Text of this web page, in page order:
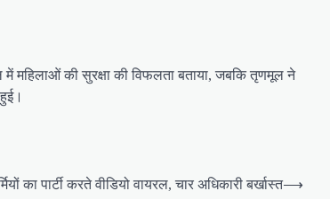
महिलाओं की सुरक्षा की विफलता बताया, जबकि तृणमूल ने
का पार्टी करते वीडियो वायरल, चार अधिकारी बर्खास्त⟶